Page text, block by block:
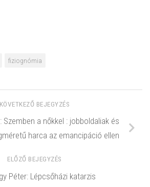
fiziognómia
KÖVETKEZŐ BEJEGYZÉS
Szemben a nőkkel : jobboldaliak és
harca az emancipáció ellen
ELŐZŐ BEJEGYZÉS
Péter: Lépcsőházi katarzis